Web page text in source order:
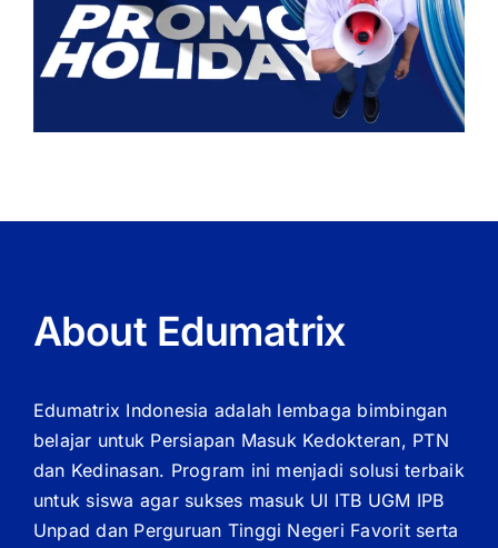
About Edumatrix
Edumatrix Indonesia adalah lembaga bimbingan
belajar untuk Persiapan Masuk Kedokteran, PTN
dan Kedinasan. Program ini menjadi solusi terbaik
untuk siswa agar sukses masuk UI ITB UGM IPB
Unpad dan Perguruan Tinggi Negeri Favorit serta